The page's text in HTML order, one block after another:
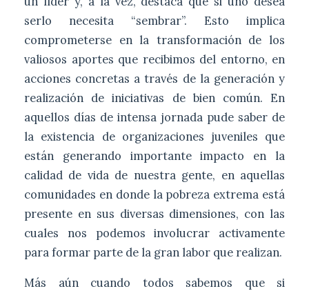
serlo necesita “sembrar”. Esto implica
comprometerse en la transformación de los
valiosos aportes que recibimos del entorno, en
acciones concretas a través de la generación y
realización de iniciativas de bien común. En
aquellos días de intensa jornada pude saber de
la existencia de organizaciones juveniles que
están generando importante impacto en la
calidad de vida de nuestra gente, en aquellas
comunidades en donde la pobreza extrema está
presente en sus diversas dimensiones, con las
cuales nos podemos involucrar activamente
para formar parte de la gran labor que realizan.
Más aún cuando todos sabemos que si